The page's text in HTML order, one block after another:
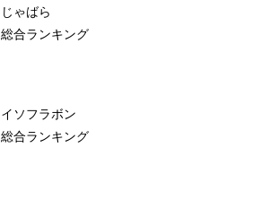
じゃばら
総合ランキング
イソフラボン
総合ランキング